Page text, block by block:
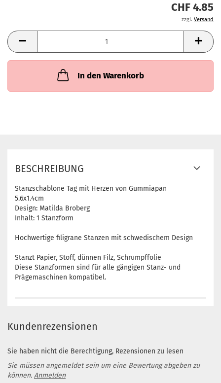
CHF 4.85
zzgl. Versand
In den Warenkorb
BESCHREIBUNG
Stanzschablone Tag mit Herzen von Gummiapan
5.6x1.4cm
Design: Matilda Broberg
Inhalt: 1 Stanzform
Hochwertige filigrane Stanzen mit schwedischem Design
Stanzt Papier, Stoff, dünnen Filz, Schrumpffolie
Diese Stanzformen sind für alle gängigen Stanz- und
Prägemaschinen kompatibel.
Kundenrezensionen
Sie haben nicht die Berechtigung, Rezensionen zu lesen
Sie müssen angemeldet sein um eine Bewertung abgeben zu
können. Anmelden